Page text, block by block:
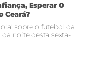
Esperar O
Ceará?
sobre o futebol da
noite desta sexta-